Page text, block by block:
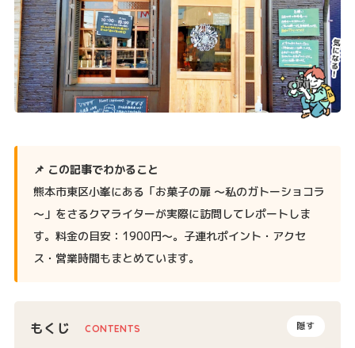
📌 この記事でわかること
熊本市東区小峯にある「お菓子の扉 ～私のガトーショコラ
～」をさるクマライターが実際に訪問してレポートしま
す。料金の目安：1900円〜。子連れポイント・アクセ
ス・営業時間もまとめています。
もくじ 隠す